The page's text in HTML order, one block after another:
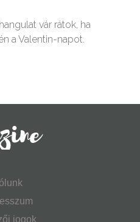
vár rátok, ha
a Valentin-napot.
jogok